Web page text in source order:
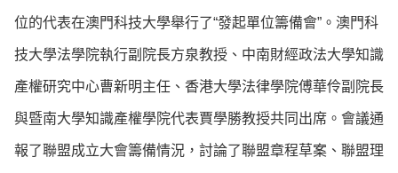
位的代表在澳門科技大學舉行了“發起單位籌備會”。澳門科
技大學法學院執行副院長方泉教授、中南財經政法大學知識
產權研究中心曹新明主任、香港大學法律學院傅華伶副院長
與暨南大學知識產權學院代表賈學勝教授共同出席。會議通
報了聯盟成立大會籌備情況，討論了聯盟章程草案、聯盟理